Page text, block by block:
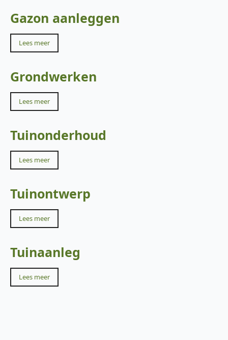
Gazon aanleggen
Lees meer
Grondwerken
Lees meer
Tuinonderhoud
Lees meer
Tuinontwerp
Lees meer
Tuinaanleg
Lees meer